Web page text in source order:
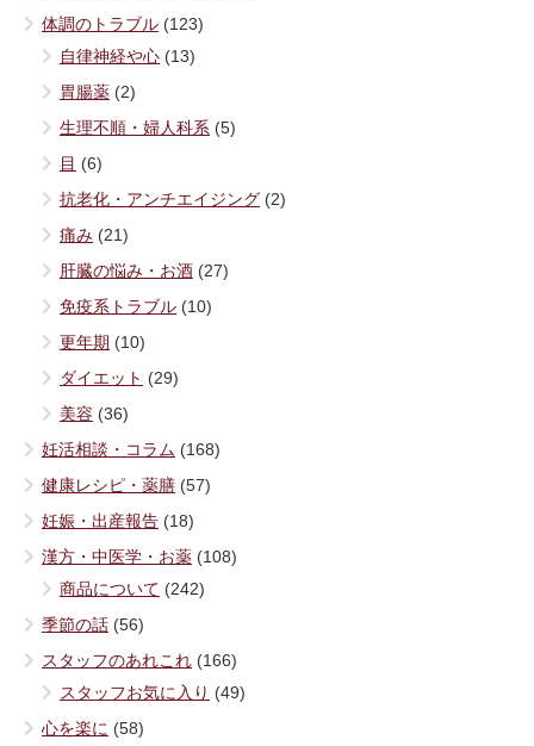
体調のトラブル (123)
自律神経や心 (13)
胃腸薬 (2)
生理不順・婦人科系 (5)
目 (6)
抗老化・アンチエイジング (2)
痛み (21)
肝臓の悩み・お酒 (27)
免疫系トラブル (10)
更年期 (10)
ダイエット (29)
美容 (36)
妊活相談・コラム (168)
健康レシピ・薬膳 (57)
妊娠・出産報告 (18)
漢方・中医学・お薬 (108)
商品について (242)
季節の話 (56)
スタッフのあれこれ (166)
スタッフお気に入り (49)
心を楽に (58)